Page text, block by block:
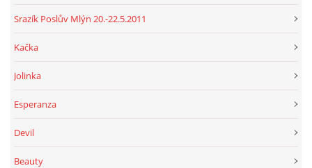
Srazík Poslův Mlýn 20.-22.5.2011
Kačka
Jolinka
Esperanza
Devil
Beauty